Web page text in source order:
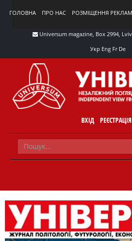
ГОЛОВНА ПРО НАС РОЗМІЩЕННЯ
Universum magazine, Box 2994,
Укр Eng Fr De
ВХІД РЕЄСТРАЦІЯ